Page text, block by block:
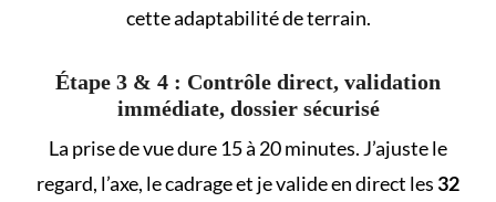
cette adaptabilité de terrain.
Étape 3 & 4 : Contrôle direct, validation
immédiate, dossier sécurisé
La prise de vue dure 15 à 20 minutes. J’ajuste le
regard, l’axe, le cadrage et je valide en direct les 32